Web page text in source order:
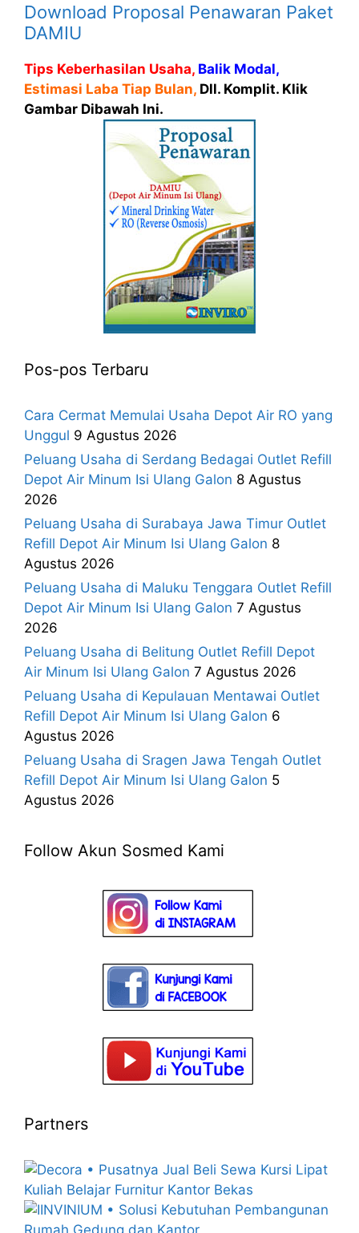
Download Proposal Penawaran Paket
DAMIU
Tips Keberhasilan Usaha, Balik Modal,
Estimasi Laba Tiap Bulan, Dll. Komplit. Klik
Gambar Dibawah Ini.
Pos-pos Terbaru
Cara Cermat Memulai Usaha Depot Air RO yang
Unggul 9 Agustus 2026
Peluang Usaha di Serdang Bedagai Outlet Refill
Depot Air Minum Isi Ulang Galon 8 Agustus
2026
Peluang Usaha di Surabaya Jawa Timur Outlet
Refill Depot Air Minum Isi Ulang Galon 8
Agustus 2026
Peluang Usaha di Maluku Tenggara Outlet Refill
Depot Air Minum Isi Ulang Galon 7 Agustus
2026
Peluang Usaha di Belitung Outlet Refill Depot
Air Minum Isi Ulang Galon 7 Agustus 2026
Peluang Usaha di Kepulauan Mentawai Outlet
Refill Depot Air Minum Isi Ulang Galon 6
Agustus 2026
Peluang Usaha di Sragen Jawa Tengah Outlet
Refill Depot Air Minum Isi Ulang Galon 5
Agustus 2026
Follow Akun Sosmed Kami
Partners